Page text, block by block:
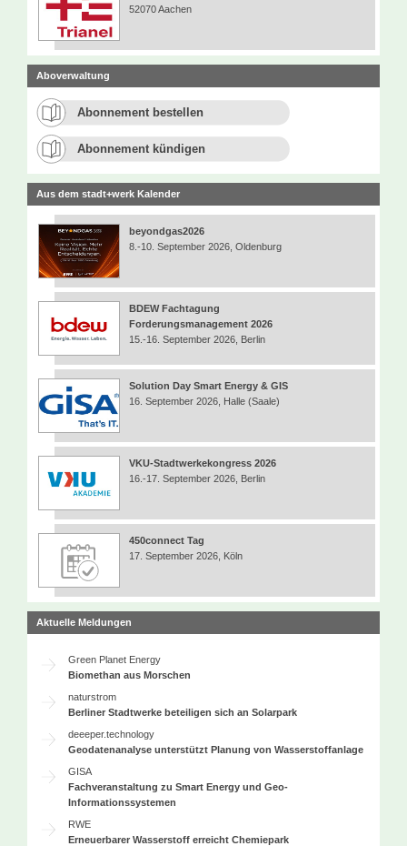
52070 Aachen
Aboverwaltung
Abonnement bestellen
Abonnement kündigen
Aus dem stadt+werk Kalender
beyondgas2026
8.-10. September 2026, Oldenburg
BDEW Fachtagung
Forderungsmanagement 2026
15.-16. September 2026, Berlin
Solution Day Smart Energy & GIS
16. September 2026, Halle (Saale)
VKU-Stadtwerkekongress 2026
16.-17. September 2026, Berlin
450connect Tag
17. September 2026, Köln
Aktuelle Meldungen
Green Planet Energy
Biomethan aus Morschen
naturstrom
Berliner Stadtwerke beteiligen sich an Solarpark
deeeper.technology
Geodatenanalyse unterstützt Planung von Wasserstoffanlage
GISA
Fachveranstaltung zu Smart Energy und Geo-
Informationssystemen
RWE
Erneuerbarer Wasserstoff erreicht Chemiepark